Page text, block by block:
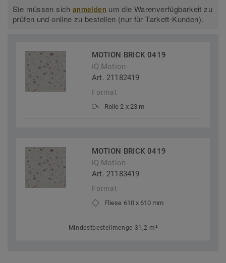
Sie müssen sichanmelden um die Warenverfügbarkeit zu
prüfen und online zu bestellen (nur für Tarkett-Kunden).
MOTION BRICK 0419
iQ Motion
Art. 21182419
Format
Rolle 2 x 23 m
MOTION BRICK 0419
iQ Motion
Art. 21183419
Format
Fliese 610 x 610 mm
Mindestbestellmenge 31,2 m²